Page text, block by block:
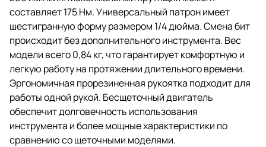
составляет 175 Нм. Универсальный патрон имеет
шестигранную форму размером 1/4 дюйма. Смена бит
происходит без дополнительного инструмента. Вес
модели всего 0,84 кг, что гарантирует комфортную и
легкую работу на протяжении длительного времени.
Эргономичная прорезиненная рукоятка подходит для
работы одной рукой. Бесщеточный двигатель
обеспечит долговечность использования
инструмента и более мощные характеристики по
сравнению со щеточными моделями.